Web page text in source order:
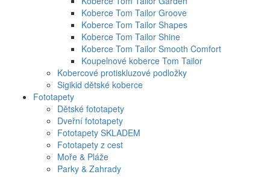
Koberce Tom Tailor Groove
Koberce Tom Tailor Shapes
Koberce Tom Tailor Shine
Koberce Tom Tailor Smooth Comfort
Koupelnové koberce Tom Tailor
Kobercové protiskluzové podložky
Sigikid dětské koberce
Fototapety
Dětské fototapety
Dveřní fototapety
Fototapety SKLADEM
Fototapety z cest
Moře & Pláže
Parky & Zahrady